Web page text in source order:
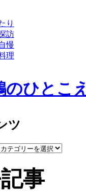
り
訪
慢
理
のひとこえ
ツ
事